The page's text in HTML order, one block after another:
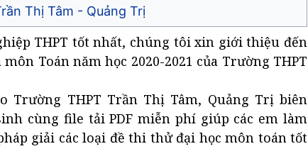
Thị Tâm - Quảng Trị
THPT tốt nhất, chúng tôi xin giới thiệu đến
Toán năm học 2020-2021 của Trường THPT
Trường THPT Trần Thị Tâm, Quảng Trị biên
cùng file tải PDF miễn phí giúp các em làm
giải các loại đề thi thử đại học môn toán tốt